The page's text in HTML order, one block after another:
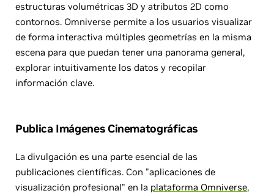
estructuras volumétricas 3D y atributos 2D como
contornos. Omniverse permite a los usuarios visualizar
de forma interactiva múltiples geometrías en la misma
escena para que puedan tener una panorama general,
explorar intuitivamente los datos y recopilar
información clave.
Publica Imágenes Cinematográficas
La divulgación es una parte esencial de las
publicaciones científicas. Con "aplicaciones de
visualización profesional" en la plataforma Omniverse,